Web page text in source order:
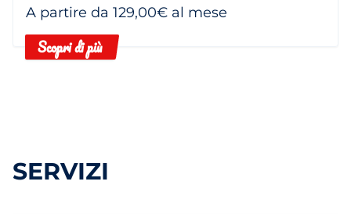
A partire da 129,00€ al mese
Scopri di più
SERVIZI